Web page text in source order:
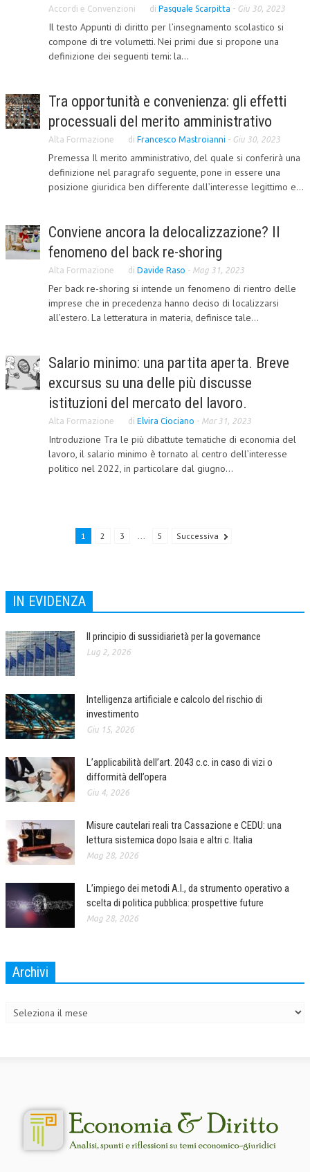
DIRITTO PENALE D’IMPRESA
DIRITTO DEL LAVORO
DIRITTO DEL WEB
CRIMINOLOGIA E CRIMINALISTICA
SICUREZZA SUL LAVORO
FISCO
DIRITTO TRIBUTARIO
TAX RISK MANAGEMENT
CRIMINOLOGIA TRIBUTARIA
CFC E PARADISI FISCALI
TRANSFER PRICING
AMMINISTRATIVA
TRIBUTARIA
GIURISPRUDENZA
EUROPEA
COSTITUZIONALE
ARCHIVIO EVENTI (FINO AL 2022)
PUBBLICAZIONI
TELEGRAM
MANUALI E MONOGRAFIE
TESI DI LAUREA
MATERIALE DIDATTICO
INVITI E PROMOZIONI
Accordi e Convenzioni di Pasquale Scarpitta - Giu 30, 2023
Il testo Appunti di diritto per l’insegnamento scolastico si
compone di tre volumetti. Nei primi due si propone una
definizione dei seguenti temi: la...
Tra opportunità e convenienza: gli effetti
processuali del merito amministrativo
Alta Formazione di Francesco Mastroianni - Giu 30, 2023
Premessa Il merito amministrativo, del quale si conferirà una
definizione nel paragrafo seguente, pone in essere una
posizione giuridica ben differente dall’interesse legittimo e...
Conviene ancora la delocalizzazione? Il
fenomeno del back re-shoring
Alta Formazione di Davide Raso - Mag 31, 2023
Per back re-shoring si intende un fenomeno di rientro delle
imprese che in precedenza hanno deciso di localizzarsi
all’estero. La letteratura in materia, definisce tale...
Salario minimo: una partita aperta. Breve
excursus su una delle più discusse
istituzioni del mercato del lavoro.
Alta Formazione di Elvira Ciociano - Mar 31, 2023
Introduzione Tra le più dibattute tematiche di economia del
lavoro, il salario minimo è tornato al centro dell’interesse
politico nel 2022, in particolare dal giugno...
1 2 3 ... 5 Successiva
IN EVIDENZA
Il principio di sussidiarietà per la governance
Lug 2, 2026
Intelligenza artificiale e calcolo del rischio di
investimento
Giu 15, 2026
L’applicabilità dell’art. 2043 c.c. in caso di vizi o
difformità dell’opera
Giu 4, 2026
Misure cautelari reali tra Cassazione e CEDU: una
lettura sistemica dopo Isaia e altri c. Italia
Mag 28, 2026
L’impiego dei metodi A.I., da strumento operativo a
scelta di politica pubblica: prospettive future
Mag 28, 2026
Archivi